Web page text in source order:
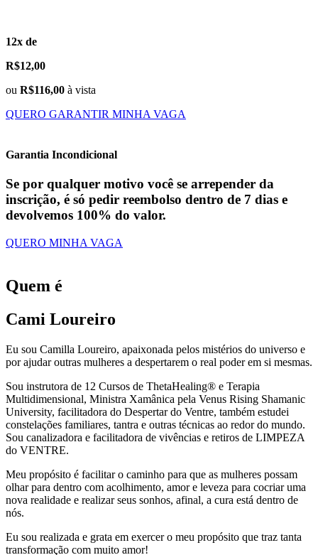
12x de
R$12,00
ou R$116,00 à vista
QUERO GARANTIR MINHA VAGA
Garantia Incondicional
Se por qualquer motivo você se arrepender da
inscrição, é só pedir reembolso dentro de 7 dias e
devolvemos 100% do valor.
QUERO MINHA VAGA
Quem é
Cami Loureiro
Eu sou Camilla Loureiro, apaixonada pelos mistérios do universo e
por ajudar outras mulheres a despertarem o real poder em si mesmas.
Sou instrutora de 12 Cursos de ThetaHealing® e Terapia
Multidimensional, Ministra Xamânica pela Venus Rising Shamanic
University, facilitadora do Despertar do Ventre, também estudei
constelações familiares, tantra e outras técnicas ao redor do mundo.
Sou canalizadora e facilitadora de vivências e retiros de LIMPEZA
do VENTRE.
Meu propósito é facilitar o caminho para que as mulheres possam
olhar para dentro com acolhimento, amor e leveza para cocriar uma
nova realidade e realizar seus sonhos, afinal, a cura está dentro de
nós.
Eu sou realizada e grata em exercer o meu propósito que traz tanta
transformação com muito amor!